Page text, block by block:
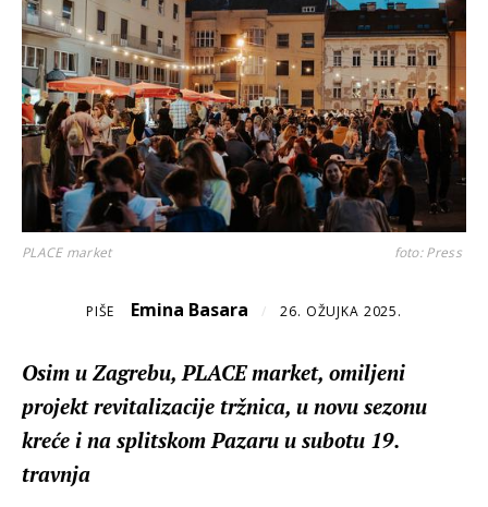
PLACE market foto: Press
PIŠE Emina Basara / 26. OŽUJKA 2025.
Osim u Zagrebu, PLACE market, omiljeni
projekt revitalizacije tržnica, u novu sezonu
kreće i na splitskom Pazaru u subotu 19.
travnja